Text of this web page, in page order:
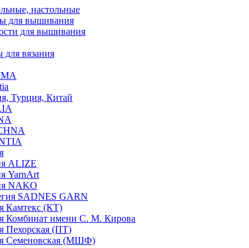
настольные
для вышивания
для вышивания
вязания
Турция, Китай
ALIZE
YarnArt
NAKO
SADNES GARN
Камтекс (КТ)
Комбинат имени С. М. Кирова
Пехорская (ПТ)
Семеновская (МШФ)